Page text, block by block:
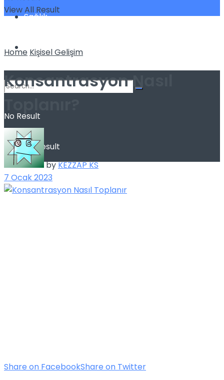
Sağlık
Spor
No Result
View All Result
View All Result
Home Kişisel Gelişim
Konsantrasyon Nasıl
byKEZZAP KS
7 Ocak 2023
Share on FacebookShare on Twitter